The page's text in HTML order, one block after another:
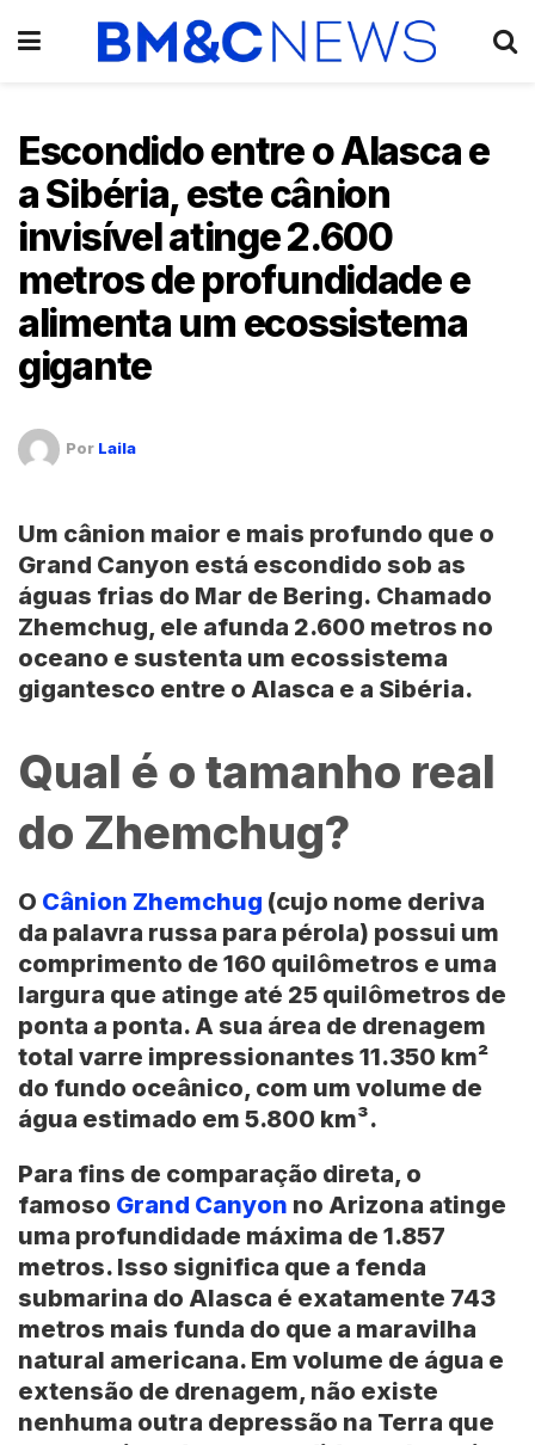
Escondido entre o Alasca e
a Sibéria, este cânion
invisível atinge 2.600
metros de profundidade e
alimenta um ecossistema
gigante
Por Laila
Um cânion maior e mais profundo que o
Grand Canyon está escondido sob as
águas frias do Mar de Bering. Chamado
Zhemchug, ele afunda 2.600 metros no
oceano e sustenta um ecossistema
gigantesco entre o Alasca e a Sibéria.
Qual é o tamanho real
do Zhemchug?
O Cânion Zhemchug (cujo nome deriva
da palavra russa para pérola) possui um
comprimento de 160 quilômetros e uma
largura que atinge até 25 quilômetros de
ponta a ponta. A sua área de drenagem
total varre impressionantes 11.350 km²
do fundo oceânico, com um volume de
água estimado em 5.800 km³.
Para fins de comparação direta, o
famoso Grand Canyon no Arizona atinge
uma profundidade máxima de 1.857
metros. Isso significa que a fenda
submarina do Alasca é exatamente 743
metros mais funda do que a maravilha
natural americana. Em volume de água e
extensão de drenagem, não existe
nenhuma outra depressão na Terra que